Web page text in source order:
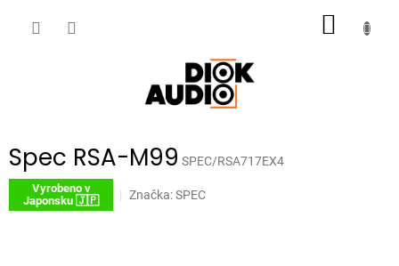
Spec RSA-M99 SPEC/RSA717EX4
Vyrobeno v
Japonsku 🇯🇵
Značka:SPEC